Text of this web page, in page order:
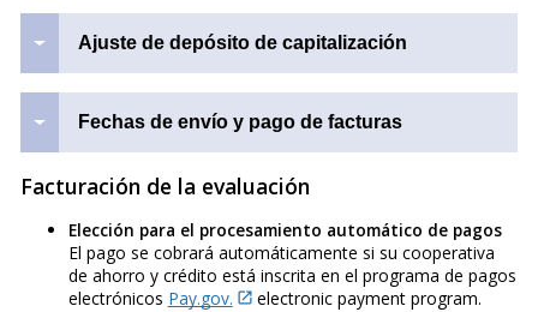
Ajuste de depósito de capitalización
Fechas de envío y pago de facturas
Facturación de la evaluación
Elección para el procesamiento automático de pagos
El pago se cobrará automáticamente si su cooperativa
de ahorro y crédito está inscrita en el programa de pagos
electrónicos Pay.gov.
electronic payment program.